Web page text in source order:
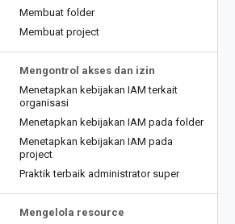
Membuat folder
Membuat project
Mengontrol akses dan izin
Menetapkan kebijakan IAM terkait
organisasi
Menetapkan kebijakan IAM pada folder
Menetapkan kebijakan IAM pada
project
Praktik terbaik administrator super
Mengelola resource